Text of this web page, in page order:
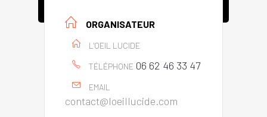
ORGANISATEUR
L'OEIL LUCIDE
TÉLÉPHONE 06 62 46 33 47
EMAIL
contact@loeillucide.com